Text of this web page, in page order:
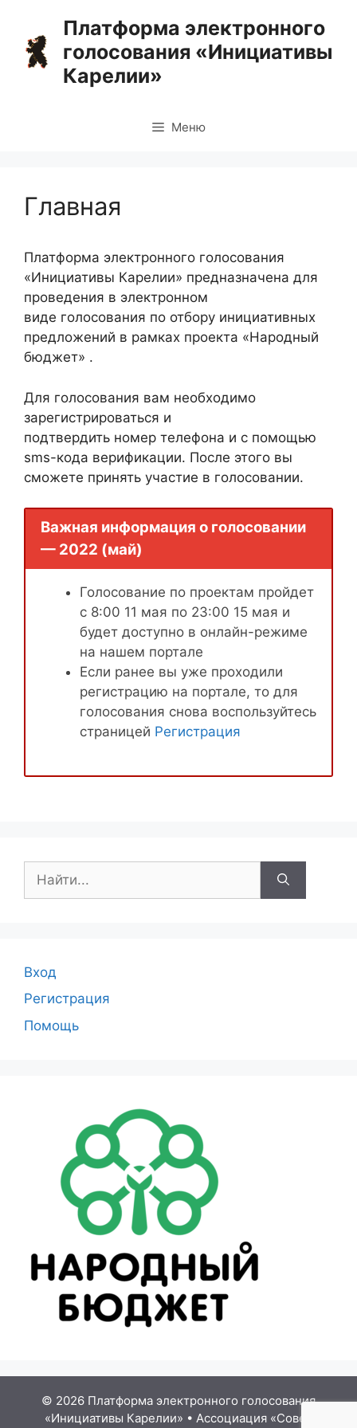
содержимому
Платформа электронного
голосования «Инициативы
Карелии»
Меню
Главная
Платформа электронного голосования
«Инициативы Карелии» предназначена для
проведения в электронном
виде голосования по отбору инициативных
предложений в рамках проекта «Народный
бюджет» .
Для голосования вам необходимо
зарегистрироваться и
подтвердить номер телефона и с помощью
sms-кода верификации. После этого вы
сможете принять участие в голосовании.
Важная информация о голосовании
— 2022 (май)
Голосование по проектам пройдет
с 8:00 11 мая по 23:00 15 мая и
будет доступно в онлайн-режиме
на нашем портале
Если ранее вы уже проходили
регистрацию на портале, то для
голосования снова воспользуйтесь
страницей Регистрация
Вход
Регистрация
Помощь
© 2026 Платформа электронного голосования
«Инициативы Карелии» • Ассоциация «Совет